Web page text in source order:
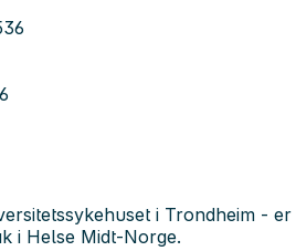
i Trondheim - er
i Helse Midt-Norge.